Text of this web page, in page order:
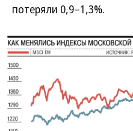
потеряли 0,9–1,3%.